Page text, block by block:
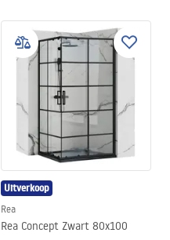
Uitverkoop
Rea
Rea Concept Zwart 80x100